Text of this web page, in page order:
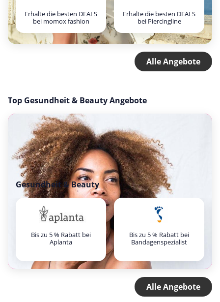
Erhalte die besten DEALS
bei momox fashion
Erhalte die besten DEALS
bei Piercingline
Alle Angebote
Top Gesundheit & Beauty Angebote
Gesundheit & Beauty
Bis zu 5 % Rabatt bei
Aplanta
Bis zu 5 % Rabatt bei
Bandagenspezialist
Alle Angebote